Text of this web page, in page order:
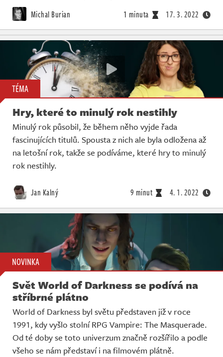
Michal Burian 1 minuta 17. 3. 2022
TÉMA
Hry, které to minulý rok nestihly
Minulý rok působil, že během něho vyjde řada
fascinujících titulů. Spousta z nich ale byla odložena až
na letošní rok, takže se podíváme, které hry to minulý
rok nestihly.
Jan Kalný 9 minut 4. 1. 2022
NOVINKA
Svět World of Darkness se podívá na
stříbrné plátno
World of Darkness byl světu představen již v roce
1991, kdy vyšlo stolní RPG Vampire: The Masquerade.
Od té doby se toto univerzum značně rozšířilo a podle
všeho se nám představí i na filmovém plátně.